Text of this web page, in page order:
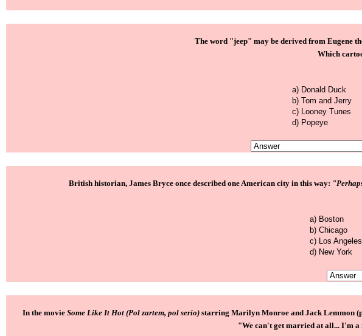
The word "jeep" may be derived from Eugene
Which
a) Donald Duck
b) Tom and Jerry
c) Looney Tunes
d) Popeye
British historian, James Bryce once described one American city in this way:
a) Boston
b) Chicago
c) Los Angeles
d) New York
In the movie Some Like It Hot (Pol zartem, pol serio) starring Marilyn Monroe and Jack Lemmon
"We can't get married at all... I'm